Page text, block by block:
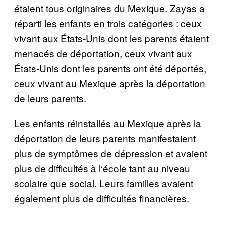
étaient tous originaires du Mexique. Zayas a
réparti les enfants en trois catégories : ceux
vivant aux États-Unis dont les parents étaient
menacés de déportation, ceux vivant aux
États-Unis dont les parents ontété déportés,
ceux vivant au Mexique après la déportation
de leurs parents.
Les enfants réinstallés au Mexique après la
déportation de leurs parents manifestaient
plus de symptômes de dépression et avaient
plus de difficultés à l‘école tant au niveau
scolaire que social. Leurs familles avaient
également plus de difficultés financières.